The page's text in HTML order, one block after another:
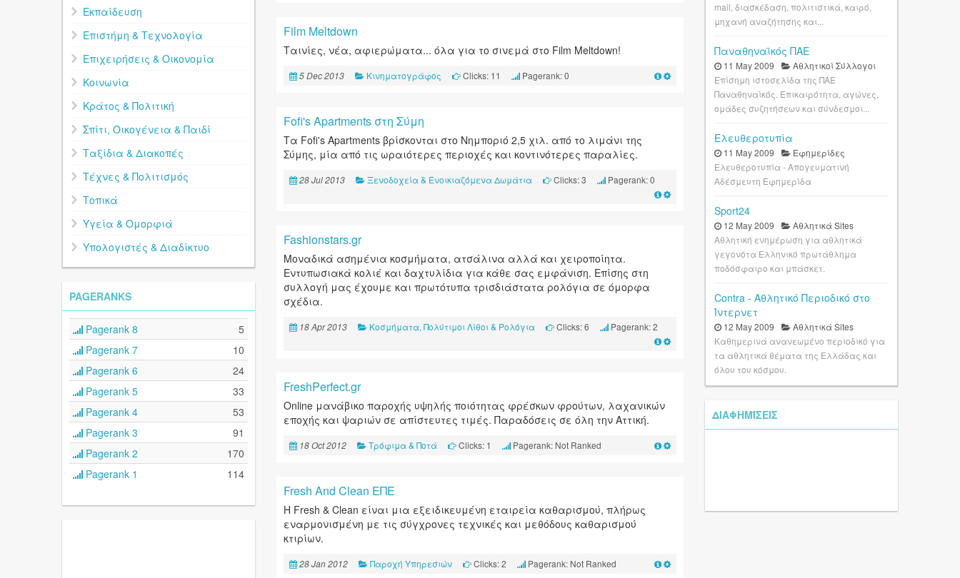
Εκπαίδευση
Επιστήμη & Τεχνολογία
Επιχειρήσεις & Οικονομία
Κοινωνία
Κράτος & Πολιτική
Σπίτι, Οικογένεια & Παιδί
Ταξίδια & Διακοπές
Τέχνες & Πολιτισμός
Τοπικά
Υγεία & Ομορφιά
Υπολογιστές & Διαδίκτυο
PAGERANKS
Pagerank 8
5
Pagerank 7
10
Pagerank 6
24
Pagerank 5
33
Pagerank 4
53
Pagerank 3
91
Pagerank 2
170
Pagerank 1
114
Film Meltdown
Ταινίες, νέα, αφιερώματα... όλα για το σινεμά στο Film Meltdown!
5 Dec 2013 Κινηματογράφος Clicks: 11 Pagerank: 0
Fofi's Apartments στη Σύμη
Τα Fofi's Apartments βρίσκονται στο Νημποριό 2,5 χιλ. από το λιμάνι της
Σύμης, μία από τις ωραιότερες περιοχές και κοντινότερες παραλίες.
28 Jul 2013 Ξενοδοχεία & Ενοικιαζόμενα Δωμάτια Clicks: 3 Pagerank: 0
Fashionstars.gr
Μοναδικά ασημένια κοσμήματα, ατσάλινα αλλά και χειροποίητα.
Εντυπωσιακά κολιέ και δαχτυλίδια για κάθε σας εμφάνιση. Επίσης στη
συλλογή μας έχουμε και πρωτότυπα τρισδιάστατα ρολόγια σε όμορφα
σχέδια.
18 Apr 2013 Κοσμήματα, Πολύτιμοι Λίθοι & Ρολόγια Clicks: 6 Pagerank: 2
FreshPerfect.gr
Οnline μανάβικο παροχής υψηλής ποιότητας φρέσκων φρούτων, λαχανικών
εποχής και ψαριών σε απίστευτες τιμές. Παραδόσεις σε όλη την Αττική.
18 Oct 2012 Τρόφιμα & Ποτά Clicks: 1 Pagerank: Not Ranked
Fresh And Clean ΕΠΕ
Η Fresh & Clean είναι μια εξειδικευμένη εταιρεία καθαρισμού, πλήρως
εναρμονισμένη με τις σύγχρονες τεχνικές και μεθόδους καθαρισμού
κτιρίων.
28 Jan 2012 Παροχή Υπηρεσιών Clicks: 2 Pagerank: Not Ranked
mail, διασκέδαση, πολιτιστικά, καιρό,
μηχανή αναζήτησης και...
Παναθηναϊκός ΠΑΕ
11 May 2009
Αθλητικοί Σύλλογοι
Επίσημη ιστοσελίδα της ΠΑΕ
Παναθηναϊκός. Επικαιρότητα, αγώνες,
ομάδες συζητήσεων και σύνδεσμοι...
Ελευθεροτυπία
11 May 2009
Εφημερίδες
Ελευθεροτυπία - Απογευματινή
Αδέσμευτη Εφημερίδα
Sport24
12 May 2009
Αθλητικά Sites
Αθλητική ενημέρωση για αθλητικά
γεγονότα Ελληνικό πρωτάθλημα
ποδόσφαιρο και μπάσκετ.
Contra - Αθλητικό Περιοδικό στο
Ίντερνετ
12 May 2009
Αθλητικά Sites
Καθημερινά ανανεωμένο περιοδικό για
τα αθλητικά θέματα της Ελλάδας και
όλου του κόσμου.
ΔΙΑΦΗΜΊΣΕΙΣ